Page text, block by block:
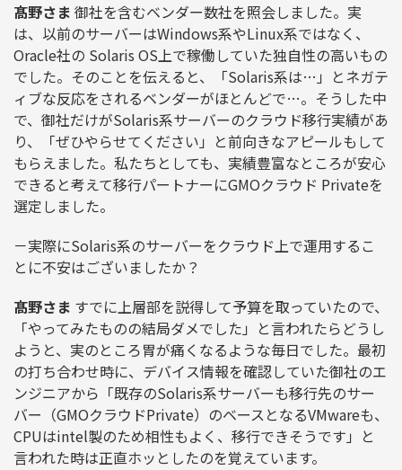
髙野さま 御社を含むベンダー数社を照会しました。実
は、以前のサーバーはWindows系やLinux系ではなく、
Oracle社の Solaris OS上で稼働していた独自性の高いもの
でした。そのことを伝えると、「Solaris系は…」とネガテ
ィブな反応をされるベンダーがほとんどで…。そうした中
で、御社だけがSolaris系サーバーのクラウド移行実績があ
り、「ぜひやらせてください」と前向きなアピールもして
もらえました。私たちとしても、実績豊富なところが安心
できると考えて移行パートナーにGMOクラウド Privateを
選定しました。
－実際にSolaris系のサーバーをクラウド上で運用するこ
とに不安はございましたか？
髙野さま すでに上層部を説得して予算を取っていたので、
「やってみたものの結局ダメでした」と言われたらどうし
ようと、実のところ胃が痛くなるような毎日でした。最初
の打ち合わせ時に、デバイス情報を確認していた御社のエ
ンジニアから「既存のSolaris系サーバーも移行先のサー
バー（GMOクラウドPrivate）のベースとなるVMwareも、
CPUはintel製のため相性もよく、移行できそうです」と
言われた時は正直ホッとしたのを覚えています。